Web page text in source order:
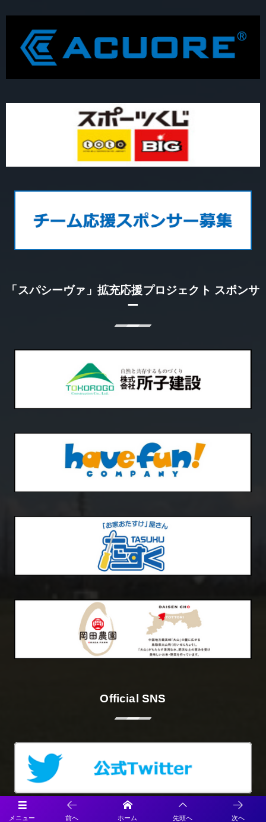
メニュー 前へ ホーム 先頭へ 次へ
「スパシーヴァ」拡充応援プロジェクト スポンサ
ー
Official SNS